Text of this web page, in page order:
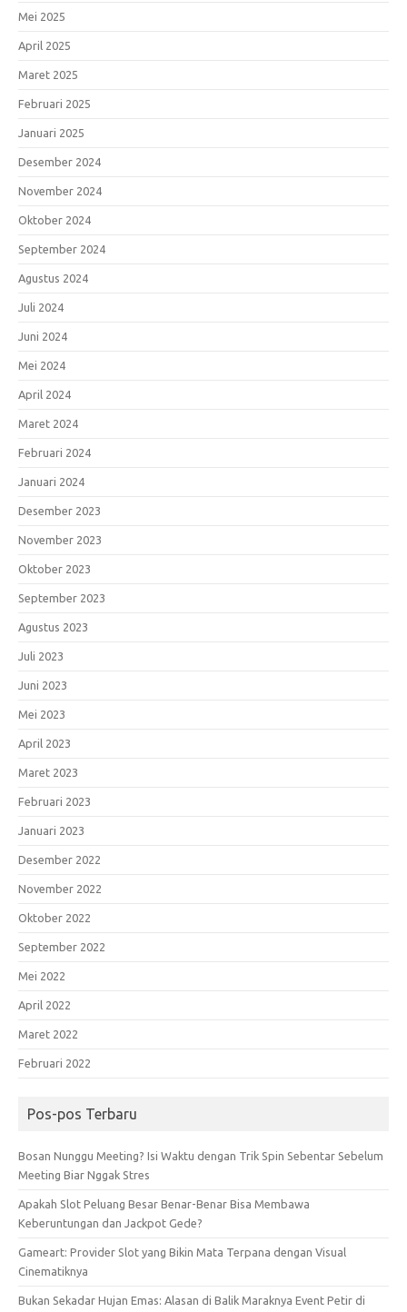
Mei 2025
April 2025
Maret 2025
Februari 2025
Januari 2025
Desember 2024
November 2024
Oktober 2024
September 2024
Agustus 2024
Juli 2024
Juni 2024
Mei 2024
April 2024
Maret 2024
Februari 2024
Januari 2024
Desember 2023
November 2023
Oktober 2023
September 2023
Agustus 2023
Juli 2023
Juni 2023
Mei 2023
April 2023
Maret 2023
Februari 2023
Januari 2023
Desember 2022
November 2022
Oktober 2022
September 2022
Mei 2022
April 2022
Maret 2022
Februari 2022
Pos-pos Terbaru
Bosan Nunggu Meeting? Isi Waktu dengan Trik Spin Sebentar Sebelum
Meeting Biar Nggak Stres
Apakah Slot Peluang Besar Benar-Benar Bisa Membawa
Keberuntungan dan Jackpot Gede?
Gameart: Provider Slot yang Bikin Mata Terpana dengan Visual
Cinematiknya
Bukan Sekadar Hujan Emas: Alasan di Balik Maraknya Event Petir di